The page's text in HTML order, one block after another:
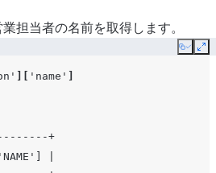
担当者の名前を取得します。
Copy
'name'
+
|